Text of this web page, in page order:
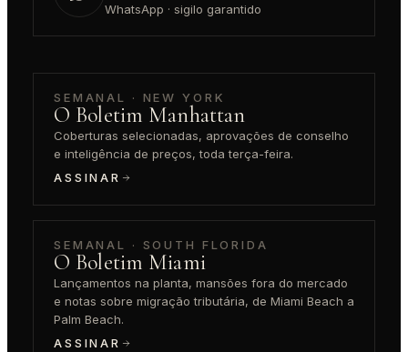
WhatsApp · sigilo garantido
SEMANAL · NEW YORK
O Boletim Manhattan
Coberturas selecionadas, aprovações de conselho
e inteligência de preços, toda terça-feira.
ASSINAR
SEMANAL · SOUTH FLORIDA
O Boletim Miami
Lançamentos na planta, mansões fora do mercado
e notas sobre migração tributária, de Miami Beach a
Palm Beach.
ASSINAR